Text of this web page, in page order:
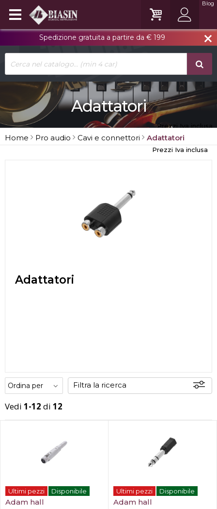
close
Spedizione gratuita a partire da € 199
Blog
Adattatori
Prezzi Iva inclusa
Home Pro audio Cavi e connettori Adattatori
Prezzi Iva inclusa
Adattatori
Filtra la ricerca
Vedi 1-12 di 12
Ultimi pezzi Disponibile
Adam hall
Ultimi pezzi Disponibile
Adam hall